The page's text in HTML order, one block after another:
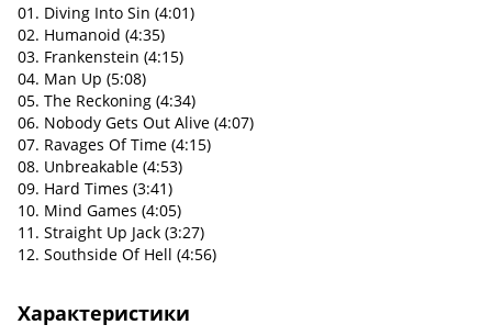
01. Diving Into Sin (4:01)
02. Humanoid (4:35)
03. Frankenstein (4:15)
04. Man Up (5:08)
05. The Reckoning (4:34)
06. Nobody Gets Out Alive (4:07)
07. Ravages Of Time (4:15)
08. Unbreakable (4:53)
09. Hard Times (3:41)
10. Mind Games (4:05)
11. Straight Up Jack (3:27)
12. Southside Of Hell (4:56)
Характеристики